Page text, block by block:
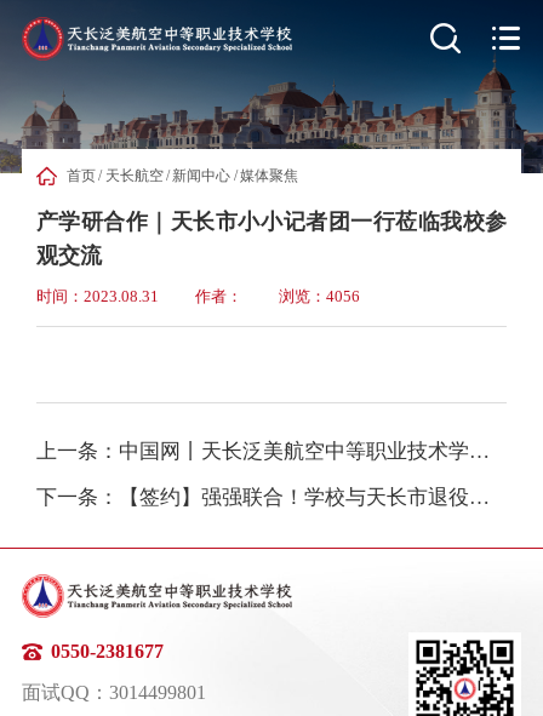
 
首页/ 天长航空/ 新闻中心 /媒体聚焦
产学研合作｜天长市小小记者团一行莅临我校参
观交流
时间：2023.08.31 作者： 浏览：4056
上一条：中国网丨天长泛美航空中等职业技术学校职场启梦军事汇报演出圆满成功
下一条：【签约】强强联合！学校与天长市退役军人事务局共建“退役军人就业创业基地”
0550-2381677
面试QQ：3014499801